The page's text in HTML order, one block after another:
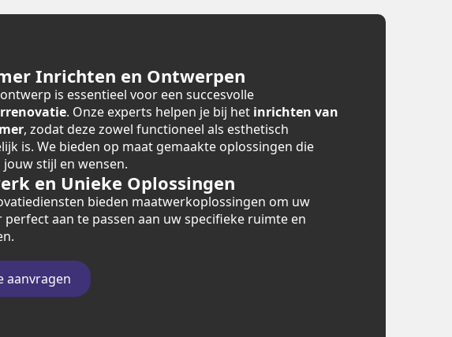
Inrichten en Ontwerpen
is essentieel voor een succesvolle
. Onze experts helpen je bij het inrichten van
, zodat deze zowel functioneel als esthetisch
is. We bieden op maat gemaakte oplossingen die
jouw stijl en wensen.
en Unieke Oplossingen
bieden maatwerkoplossingen om uw
perfect aan te passen aan uw specifieke ruimte en
aanvragen